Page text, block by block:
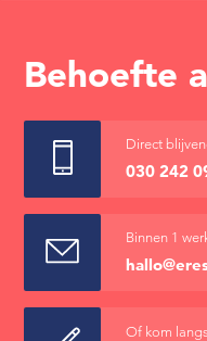
Behoefte
Direct
030 242
Binnen 1
Of kom